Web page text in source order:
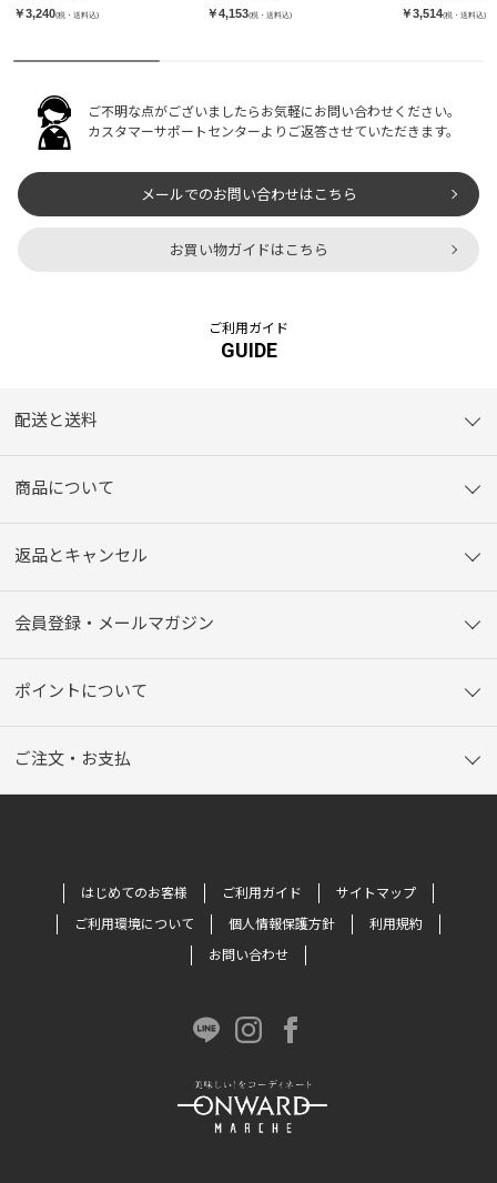
￥3,240(税・送料込) ￥4,153(税・送料込) ￥3,514(税・送料込)
ご不明な点がございましたらお気軽にお問い合わせください。
カスタマーサポートセンターよりご返答させていただきます。
メールでのお問い合わせはこちら
お買い物ガイドはこちら
ご利用ガイド
GUIDE
配送と送料
商品について
返品とキャンセル
会員登録・メールマガジン
ポイントについて
ご注文・お支払
はじめてのお客様 ご利用ガイド
サイトマップ
ご利用環境について
個人情報保護方針
利用規約
お問い合わせ